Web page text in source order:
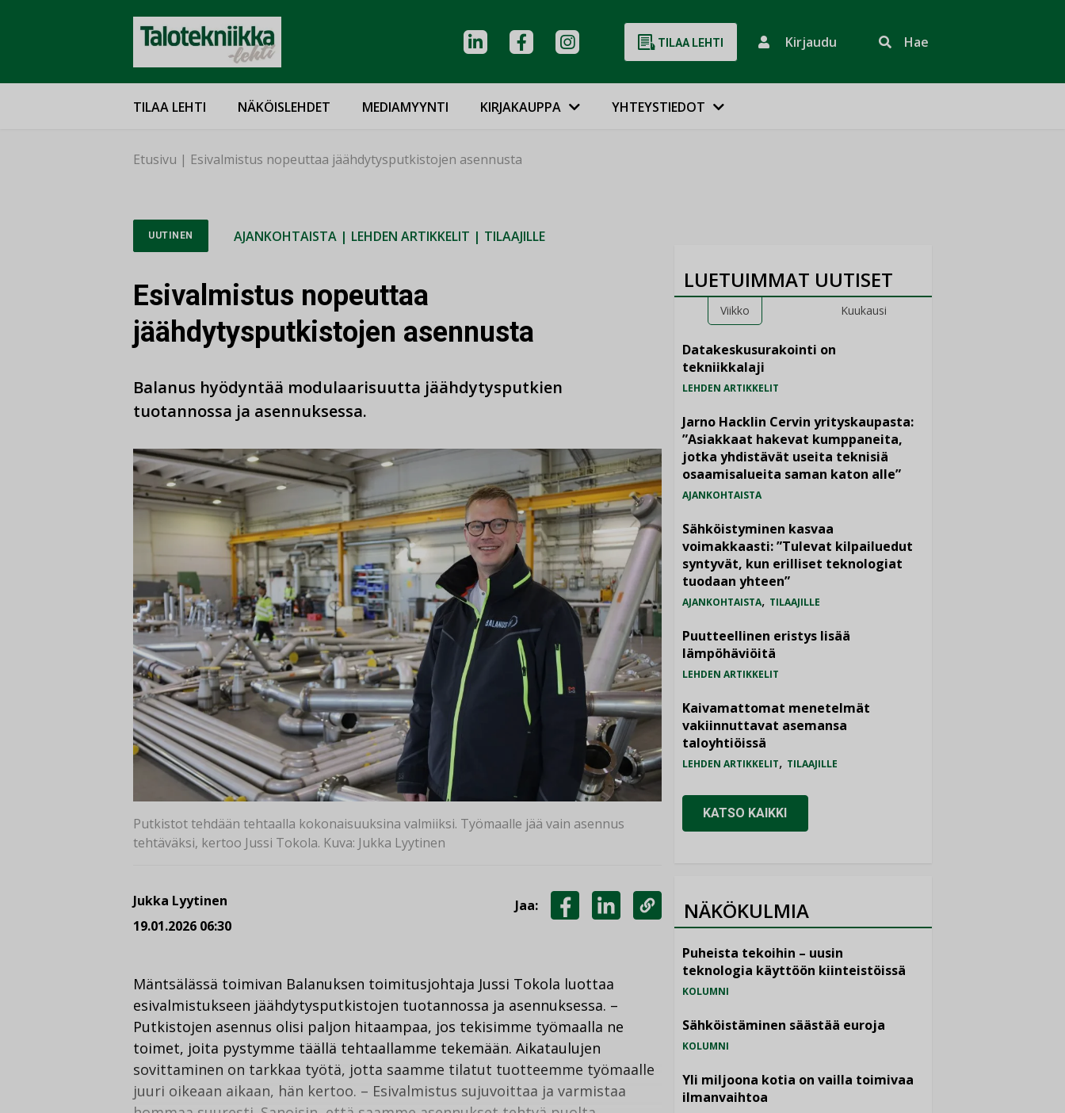
TILAA LEHTI Kirjaudu Hae
TILAA LEHTI NÄKÖISLEHDET MEDIAMYYNTI KIRJAKAUPPA YHTEYSTIEDOT
Etusivu | Esivalmistus nopeuttaa jäähdytysputkistojen asennusta
UUTINEN AJANKOHTAISTA| LEHDEN ARTIKKELIT | TILAAJILLE
Esivalmistus nopeuttaa
jäähdytysputkistojen asennusta
Balanus hyödyntää modulaarisuutta jäähdytysputkien
tuotannossa ja asennuksessa.
Putkistot tehdään tehtaalla kokonaisuuksina valmiiksi. Työmaalle jää vain asennus
tehtäväksi, kertoo Jussi Tokola. Kuva: Jukka Lyytinen
Jukka Lyytinen
19.01.2026 06:30
Jaa:
LINKEDINISSÄ
KOPIOI
LINKKI
Mäntsälässä toimivan Balanuksen toimitusjohtaja Jussi Tokola luottaa
esivalmistukseen jäähdytysputkistojen tuotannossa ja asennuksessa. –
Putkistojen asennus olisi paljon hitaampaa, jos tekisimme työmaalla ne
toimet, joita pystymme täällä tehtaallamme tekemään. Aikataulujen
sovittaminen on tarkkaa työtä, jotta saamme tilatut tuotteemme työmaalle
juuri oikeaan aikaan, hän kertoo. – Esivalmistus sujuvoittaa ja varmistaa
LUETUIMMAT UUTISET
Viikko Kuukausi
Datakeskusurakointi on
tekniikkalaji
LEHDEN ARTIKKELIT
Jarno Hacklin Cervin yrityskaupasta:
”Asiakkaat hakevat kumppaneita,
jotka yhdistävät useita teknisiä
osaamisalueita saman katon alle”
AJANKOHTAISTA
Sähköistyminen kasvaa
voimakkaasti: ”Tulevat kilpailuedut
syntyvät, kun erilliset teknologiat
tuodaan yhteen”
AJANKOHTAISTA, TILAAJILLE
Puutteellinen eristys lisää
lämpöhäviöitä
LEHDEN ARTIKKELIT
Kaivamattomat menetelmät
vakiinnuttavat asemansa
taloyhtiöissä
LEHDEN ARTIKKELIT, TILAAJILLE
KATSO KAIKKI
NÄKÖKULMIA
Puheista tekoihin – uusin
teknologia käyttöön kiinteistöissä
KOLUMNI
Sähköistäminen säästää euroja
KOLUMNI
Yli miljoona kotia on vailla toimivaa
ilmanvaihtoa